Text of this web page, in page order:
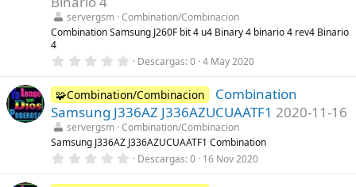
l
l
a
s
servergsm Combination/Combinacion
Combination Samsung J260F bit 4 u4 Binary 4 binario 4 rev4 Binario
4
0
0
0
e
s
t
r
e
l
a
Descargas 0 4 May 2020
🧩Combination/Combinacion
Combination
Samsung J336AZ J336AZUCUAATF1 2020-11-16
servergsm Combination/Combinacion
Samsung J336AZ J336AZUCUAATF1 Combination
0
0
Descargas 0 16 Nov 2020